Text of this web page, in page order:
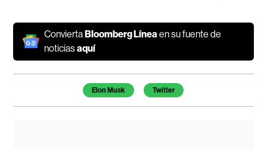
ConviertaBloomberg Línea en su fuente de
noticiasaquí
Temas de este artículo
Elon Musk Twitter